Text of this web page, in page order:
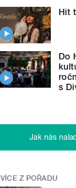
Hit
Do
s
Jak nás
VÍCE Z POŘADU